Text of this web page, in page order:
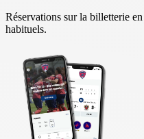
Réservations sur la billetterie
habituels.